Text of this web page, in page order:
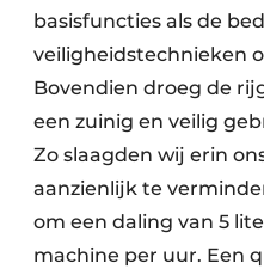
basisfuncties als de
veiligheidstechnieken
Bovendien droeg de
een zuinig en veilig
Zo slaagden wij erin
aanzienlijk te
om een daling van 5
machine per uur. Een